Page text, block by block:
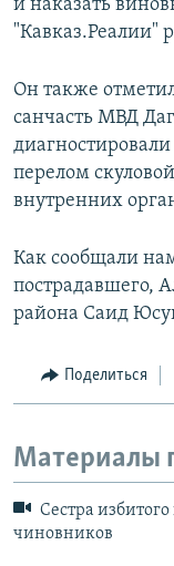
и наказать
"Кавказ.Реалии"
Он также
санчасть МВД
перелом
внутренних
Как сообщали
пострадавшего,
района Саид
Поделиться
Материалы
Сестра избитого
чиновников